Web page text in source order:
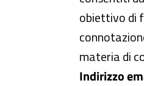
obiettivo di
materia di
Indirizzo